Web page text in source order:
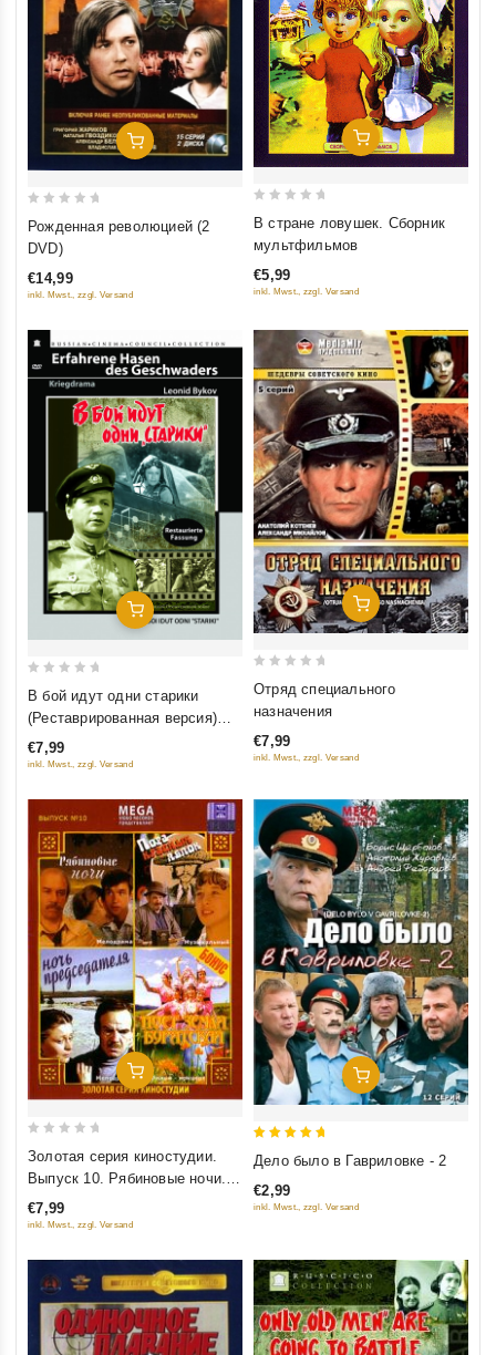
Добавить В Корзину
5
Рожденная революцией (2
DVD)
€14,99
inkl. Mwst., zzgl. Versand
Добавить В Корзину
5
В стране ловушек. Сборник
мультфильмов
€5,99
inkl. Mwst., zzgl. Versand
Добавить В Корзину
5
В бой идут одни старики
(Реставрированная версия)
(Diamant)
€7,99
inkl. Mwst., zzgl. Versand
Добавить В Корзину
out
5
Отряд специального
назначения
€7,99
inkl. Mwst., zzgl. Versand
Добавить В Корзину
5
Золотая серия киностудии.
Выпуск 10. Рябиновые ночи.
Пора красных яблок. Ночь
председателя. Поет земля
€7,99
inkl. Mwst., zzgl. Versand
Добавить В Корзину
out of 5
Дело было в Гавриловке - 2
€2,99
inkl. Mwst., zzgl. Versand